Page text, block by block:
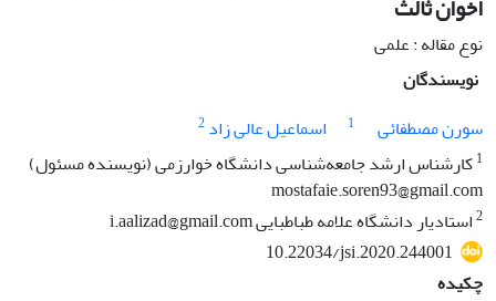
نوع مقاله : علمی
نویسندگان
سورن مصطفائی
1 اسماعیل عالی زاد2
1کارشناس ارشد جامعه‌شناسی دانشگاه خوارزمی (نویسنده مسئول)
mostafaie.soren93@gmail.com
2استادیار دانشگاه علامه طباطبایی i.aalizad@gmail.com
10.22034/jsi.2020.244001
چکیده